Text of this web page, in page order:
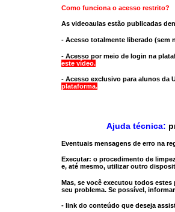
Como funciona o acesso restrito?
As videoaulas estão publicadas
- Acesso totalmente liberado (sem
- Acesso por meio de login na
este vídeo.
- Acesso exclusivo para alunos da
plataforma.
Ajuda técnica:
Eventuais mensagens de erro na
Executar: o procedimento de
e, até mesmo, utilizar outro
Mas, se você executou todos
seu problema. Se possível,
- link do conteúdo que deseja